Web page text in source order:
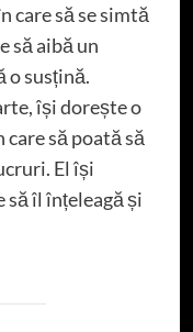
care să se simtă
să aibă un
o susțină.
își dorește o
să poată să
El își
să îl înțeleagă și